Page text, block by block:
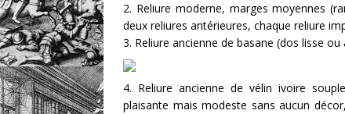
2. Reliure moderne, marges moyennes
deux reliures antérieures, chaque reliure
3. Reliure ancienne de basane (dos lisse
4. Reliure ancienne de vélin ivoire
plaisante mais modeste sans aucun